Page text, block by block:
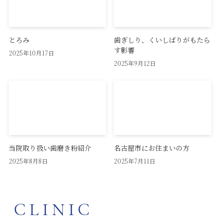
とろみ
2025年10月17日
歯ぎしり、くいしばりがもたら
す影響
2025年9月12日
当院取り扱い歯磨き粉紹介
2025年8月8日
名古屋市にお住まいの方
2025年7月11日
CLINIC